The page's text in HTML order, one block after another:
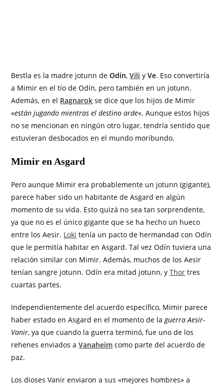
Bestla es la madre jotunn deOdín,Vili yVe. Eso convertiría
a Mimir en el tío de Odín, pero también en un jotunn.
Además, en el Ragnarok se dice que los hijos de Mimir
«están jugando mientras el destino arde«. Aunque estos hijos
no se mencionan en ningún otro lugar, tendría sentido que
estuvieran desbocados en el mundo moribundo.
Mimir en Asgard
Pero aunque Mimir era probablemente un jotunn (gigante),
parece haber sido un habitante de Asgard en algún
momento de su vida. Esto quizá no sea tan sorprendente,
ya que no es el único gigante que se ha hecho un hueco
entre los Aesir. Loki tenía un pacto de hermandad con Odín
que le permitía habitar en Asgard. Tal vez Odín tuviera una
relación similar con Mimir. Además, muchos de los Aesir
tenían sangre jotunn. Odín era mitad jotunn, yThor tres
cuartas partes.
Independientemente del acuerdo específico, Mimir parece
haber estado en Asgard en el momento de laguerra Aesir-
Vanir, ya que cuando la guerra terminó, fue uno de los
rehenes enviados aVanaheim como parte del acuerdo de
paz.
Los dioses Vanir enviaron a sus «mejores hombres» a